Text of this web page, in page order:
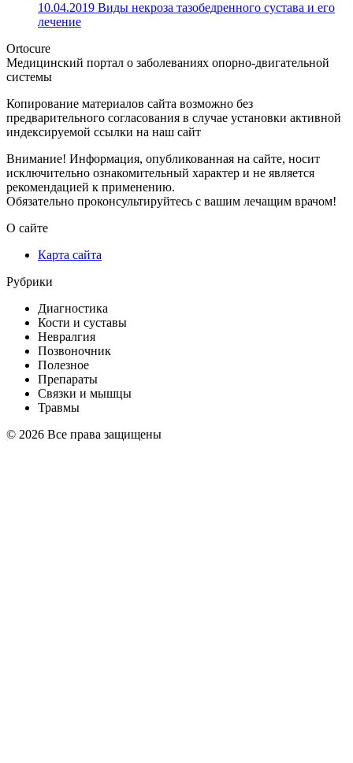
10.04.2019 Виды некроза тазобедренного сустава и его
лечение
Ortocure
Медицинский портал о заболеваниях опорно-двигательной
системы
Копирование материалов сайта возможно без
предварительного согласования в случае установки активной
индексируемой ссылки на наш сайт
Внимание! Информация, опубликованная на сайте, носит
исключительно ознакомительный характер и не является
рекомендацией к применению.
Обязательно проконсультируйтесь с вашим лечащим врачом!
О сайте
Карта сайта
Рубрики
Диагностика
Кости и суставы
Невралгия
Позвоночник
Полезное
Препараты
Связки и мышцы
Травмы
© 2026 Все права защищены